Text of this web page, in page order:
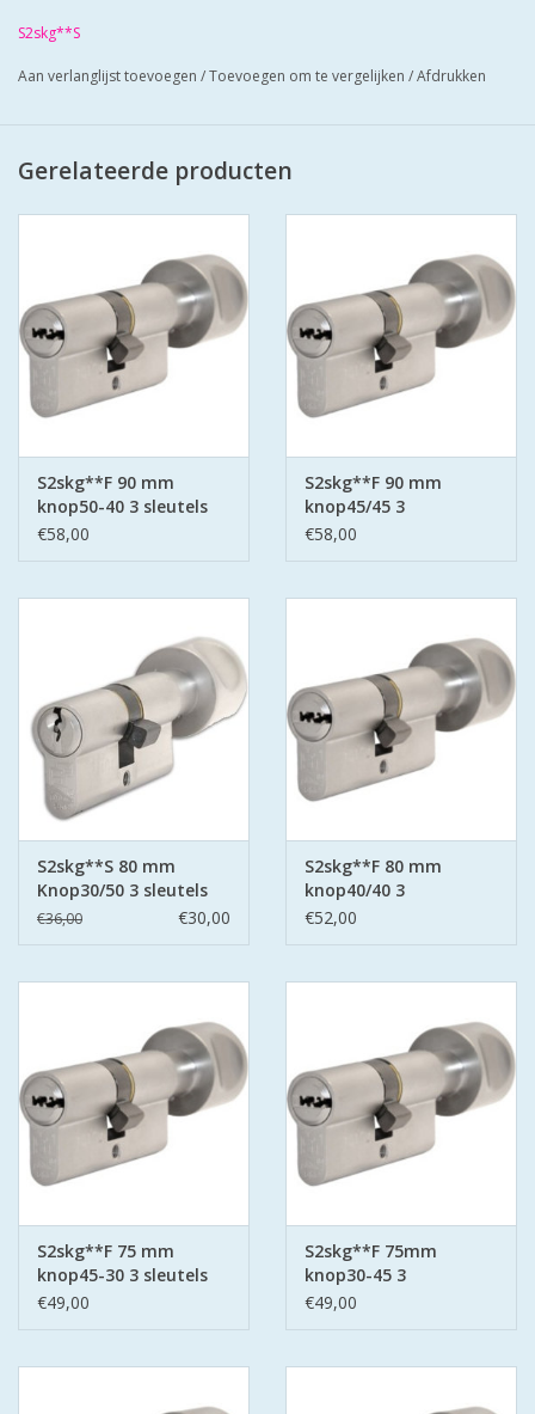
geleverd met 3 zaagsleutels.
Cilinders hebben boorbelemmering.
Bescherm u cilinder met antiekerntrek
S2skg**S
Aan verlanglijst toevoegen /Toevoegen om te vergelijken /Afdrukken
Gerelateerde producten
S2skg**F 90 mm
knop50-40 3 sleutels
€58,00
S2skg**F 90 mm
knop45/45 3
keersleutels
€58,00
S2skg**S 80 mm
Knop30/50 3 sleutels
€36,00 €30,00
S2skg**F 80 mm
knop40/40 3
keersleutels
€52,00
S2skg**F 75 mm
knop45-30 3 sleutels
€49,00
S2skg**F 75mm
knop30-45 3
keersleutels
€49,00